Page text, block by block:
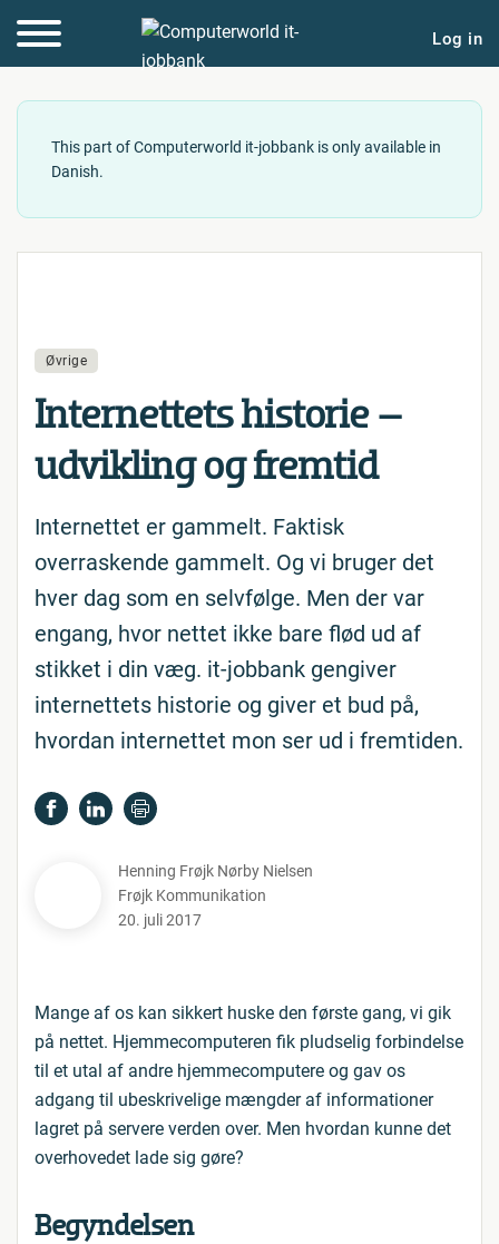
Log in
This part of Computerworld it-jobbank is only available in
Danish.
Øvrige
In­ter­net­tets historie –
udvikling og fremtid
Internettet er gammelt. Faktisk
overraskende gammelt. Og vi bruger det
hver dag som en selvfølge. Men der var
engang, hvor nettet ikke bare flød ud af
stikket i din væg. it-jobbank gengiver
internettets historie og giver et bud på,
hvordan internettet mon ser ud i fremtiden.
Henning Frøjk Nørby Nielsen
Frøjk Kommunikation
20. juli 2017
Mange af os kan sikkert huske den første gang, vi gik
på nettet. Hjemmecomputeren fik pludselig forbindelse
til et utal af andre hjemmecomputere og gav os
adgang til ubeskrivelige mængder af informationer
lagret på servere verden over. Men hvordan kunne det
overhovedet lade sig gøre?
Begyndelsen